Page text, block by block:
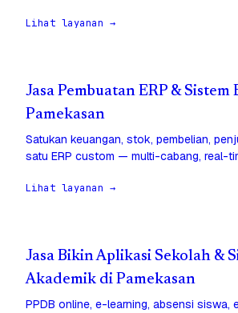
Lihat layanan →
Jasa Pembuatan ERP & Sistem
Pamekasan
Satukan keuangan, stok, pembelian,
satu ERP custom — multi-cabang, real-
Lihat layanan →
Jasa Bikin Aplikasi Sekolah &
Akademik di Pamekasan
PPDB online, e-learning, absensi siswa,